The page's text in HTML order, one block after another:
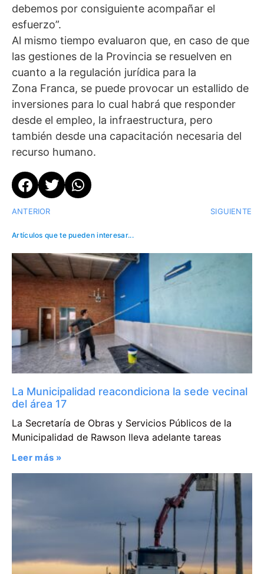
debemos por consiguiente acompañar el
esfuerzo”.
Al mismo tiempo evaluaron que, en caso de que
las gestiones de la Provincia se resuelven en
cuanto a la regulación jurídica para la
Zona Franca, se puede provocar un estallido de
inversiones para lo cual habrá que responder
desde el empleo, la infraestructura, pero
también desde una capacitación necesaria del
recurso humano.
ANTERIOR SIGUIENTE
Artículos que te pueden interesar...
La Municipalidad reacondiciona la sede vecinal
del área 17
La Secretaría de Obras y Servicios Públicos de la
Municipalidad de Rawson lleva adelante tareas
Leer más »